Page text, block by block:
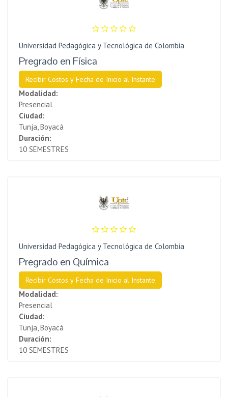
Universidad Pedagógica y Tecnológica de Colombia
Pregrado en Física
Recibir Costos y Fecha de Inicio al Instante
Modalidad:
Presencial
Ciudad:
Tunja, Boyacá
Duración:
10 SEMESTRES
Universidad Pedagógica y Tecnológica de Colombia
Pregrado en Química
Recibir Costos y Fecha de Inicio al Instante
Modalidad:
Presencial
Ciudad:
Tunja, Boyacá
Duración:
10 SEMESTRES